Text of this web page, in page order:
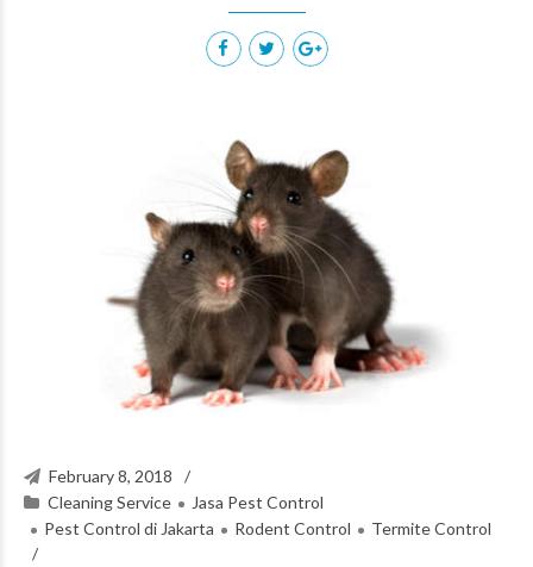
February 8, 2018
Cleaning Service
Jasa Pest Control
Pest Control di Jakarta
Rodent Control Termite Control